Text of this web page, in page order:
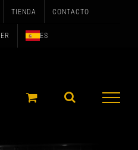
TIENDA CONTACTO
ES